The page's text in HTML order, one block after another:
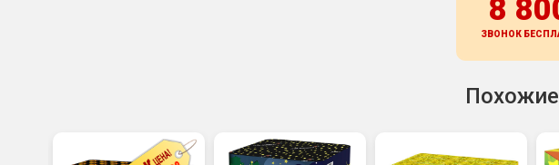
8
ЗВОНОК